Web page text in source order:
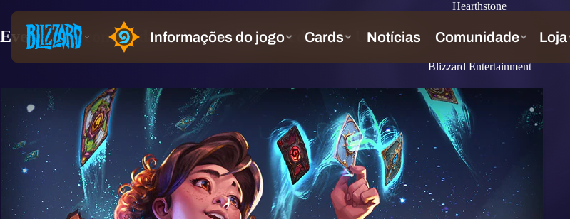
Hearthstone
Eventos da comunidade de A Cidade Perdida de Un'Goro
Blizzard Entertainment